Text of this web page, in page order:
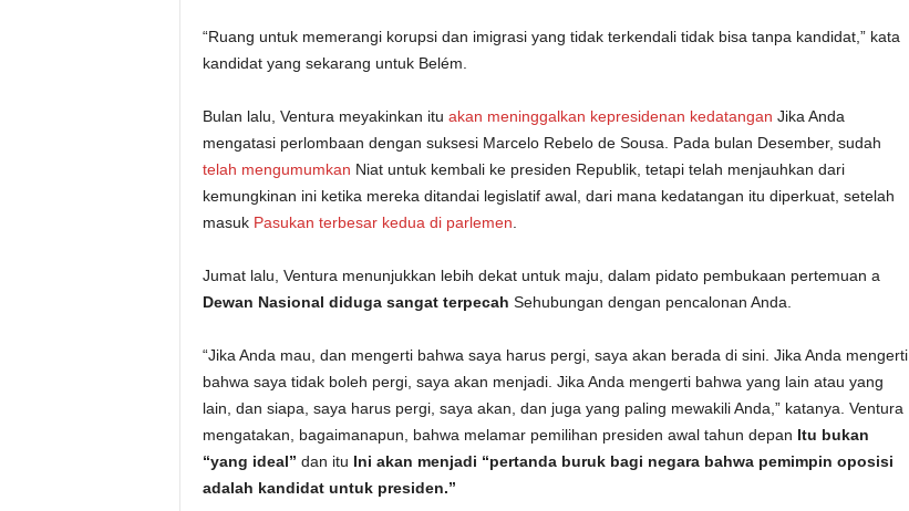
“Ruang untuk memerangi korupsi dan imigrasi yang tidak terkendali tidak bisa tanpa kandidat,” kata
kandidat yang sekarang untuk Belém.
Bulan lalu, Ventura meyakinkan itu akan meninggalkan kepresidenan kedatangan Jika Anda
mengatasi perlombaan dengan suksesi Marcelo Rebelo de Sousa. Pada bulan Desember, sudah
telah mengumumkan Niat untuk kembali ke presiden Republik, tetapi telah menjauhkan dari
kemungkinan ini ketika mereka ditandai legislatif awal, dari mana kedatangan itu diperkuat, setelah
masuk Pasukan terbesar kedua di parlemen
Jumat lalu, Ventura menunjukkan lebih dekat untuk maju, dalam pidato pembukaan pertemuan a
Dewan Nasional diduga sangat terpecah Sehubungan dengan pencalonan Anda.
“Jika Anda mau, dan mengerti bahwa saya harus pergi, saya akan berada di sini. Jika Anda mengerti
bahwa saya tidak boleh pergi, saya akan menjadi. Jika Anda mengerti bahwa yang lain atau yang
lain, dan siapa, saya harus pergi, saya akan, dan juga yang paling mewakili Anda,” katanya. Ventura
mengatakan, bagaimanapun, bahwa melamar pemilihan presiden awal tahun depan Itu bukan
“yang ideal” dan itu Ini akan menjadi “pertanda buruk bagi negara bahwa pemimpin oposisi
adalah kandidat untuk presiden.”